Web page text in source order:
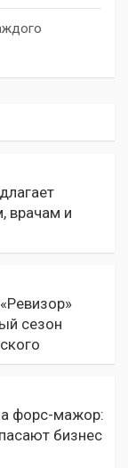
врачам и
сезон
форс-мажор:
бизнес